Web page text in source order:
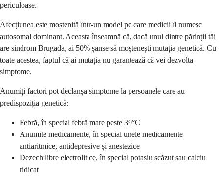
periculoase.
Afecțiunea este moștenită într-un model pe care medicii îl numesc
autosomal dominant. Aceasta înseamnă că, dacă unul dintre părinții tăi
are sindrom Brugada, ai 50% șanse să moștenești mutația genetică. Cu
toate acestea, faptul că ai mutația nu garantează că vei dezvolta
simptome.
Anumiți factori pot declanșa simptome la persoanele care au
predispoziția genetică:
Febră, în special febră mare peste 39°C
Anumite medicamente, în special unele medicamente
antiaritmice, antidepresive și anestezice
Dezechilibre electrolitice, în special potasiu scăzut sau calciu
ridicat